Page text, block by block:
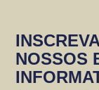
NOSSOS